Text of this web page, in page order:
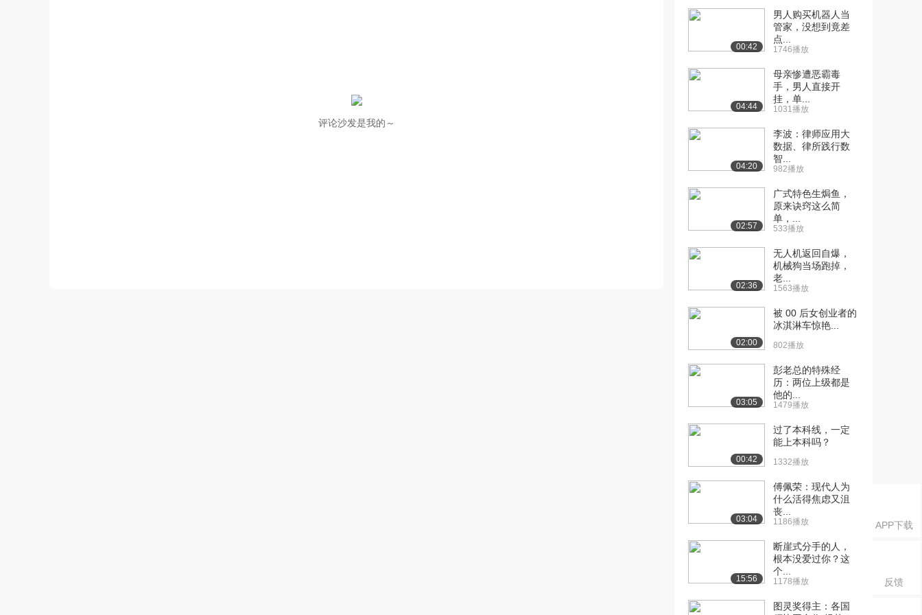
APP下载
反馈
评论沙发是我的～
3418播放
[12] 1.3 直线运动（下）
[13] 1.4.1-1.4.3 直角坐
4383播放
15:53
[14] 1.4.1-1.4.3 直角坐
16:05
[15] 1.4.1-1.4.3 直角坐
15:56
[16] 1.4.4-1.4.6 圆周运动
和...
11:59
和...
和...
[19] 1.4.7-1.4.8 柱坐标
系...
[20] 1.4.7-1.4.8 柱坐标
系...
1605播放
[21] 1.5 相对运动（上）
[22] 1.5 相对运动（下） 13:20
[23] 1.6 哈勃定律与宇宙
14:49
00:42
男人购买机器人当
管家，没想到竟差
点...
1746播放
04:44
母亲惨遭恶霸毒
手，男人直接开
挂，单...
1031播放
04:20
李波：律师应用大
数据、律所践行数
智...
982播放
02:57
广式特色生焗鱼，
原来诀窍这么简
单，...
533播放
02:36
无人机返回自爆，
机械狗当场跑掉，
老...
1563播放
02:00
被 00 后女创业者的
冰淇淋车惊艳...
802播放
03:05
彭老总的特殊经
历：两位上级都是
他的...
1479播放
00:42
过了本科线，一定
能上本科吗？
1332播放
03:04
傅佩荣：现代人为
什么活得焦虑又沮
丧...
1186播放
15:56
断崖式分手的人，
根本没爱过你？这
个...
1178播放
图灵奖得主：各国